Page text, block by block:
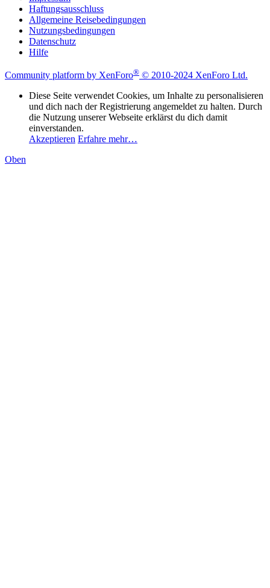
Haftungsausschluss
Allgemeine Reisebedingungen
Nutzungsbedingungen
Datenschutz
Hilfe
Community platform by XenForo® © 2010-2024 XenForo Ltd.
Diese Seite verwendet Cookies, um Inhalte zu personalisieren
und dich nach der Registrierung angemeldet zu halten. Durch
die Nutzung unserer Webseite erklärst du dich damit
einverstanden.
Akzeptieren Erfahre mehr…
Oben